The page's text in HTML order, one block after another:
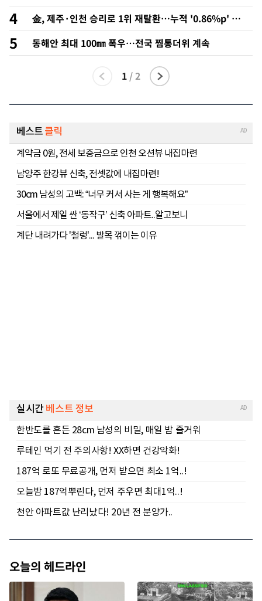
4
金, 제주·인천 승리로 1위 재탈환…누적 '0.86%p' 초
박빙에 호남 표심 주목
5 동해안 최대 100㎜ 폭우…전국 찜통더위 계속
1 /2
오늘의 헤드라인